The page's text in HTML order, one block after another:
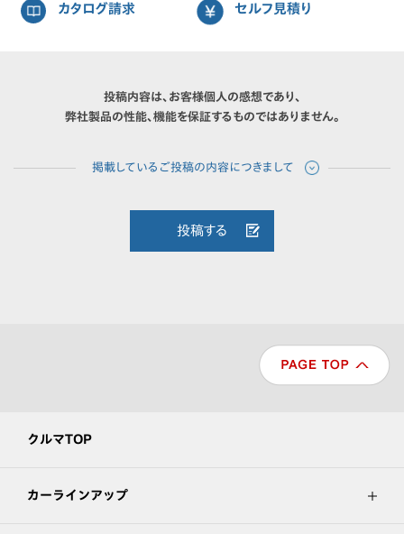
カタログ請求 セルフ見積り
投稿内容は、お客様個人の感想であり、
弊社製品の性能、機能を保証するものではありません。
投稿する
クルマTOP
カーラインアップ